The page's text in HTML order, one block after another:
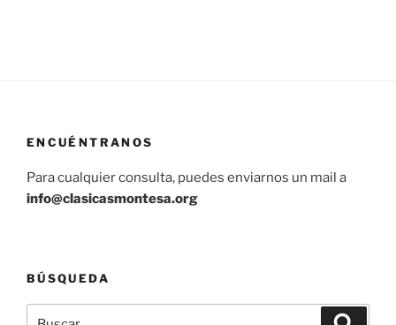
ENCUÉNTRANOS
Para cualquier consulta, puedes enviarnos un mail a
info@clasicasmontesa.org
BÚSQUEDA